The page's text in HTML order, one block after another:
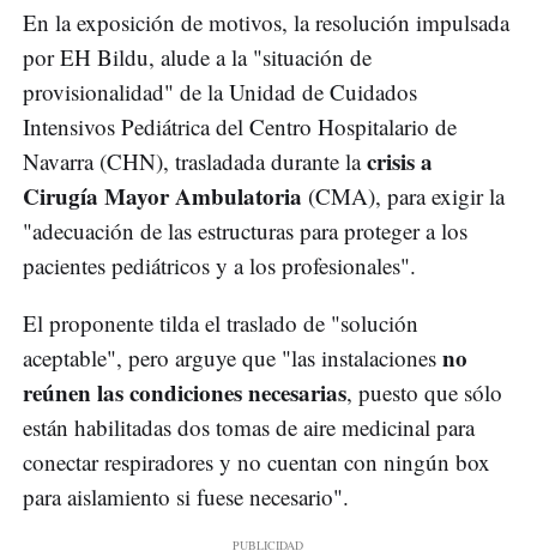
En la exposición de motivos, la resolución impulsada
por EH Bildu, alude a la "situación de
provisionalidad" de la Unidad de Cuidados
Intensivos Pediátrica del Centro Hospitalario de
Navarra (CHN), trasladada durante lacrisis a
Cirugía Mayor Ambulatoria (CMA), para exigir la
"adecuación de las estructuras para proteger a los
pacientes pediátricos y a los profesionales".
El proponente tilda el traslado de "solución
aceptable", pero arguye que "las instalaciones no
reúnen las condiciones necesarias, puesto que sólo
están habilitadas dos tomas de aire medicinal para
conectar respiradores y no cuentan con ningún box
para aislamiento si fuese necesario".